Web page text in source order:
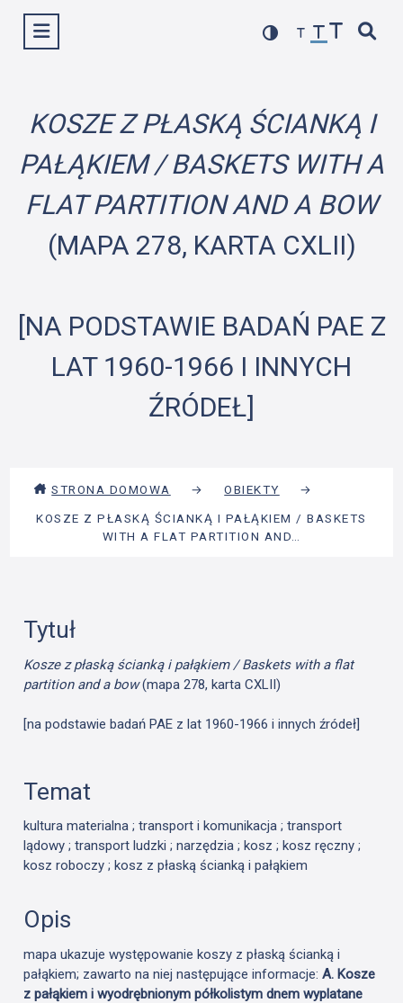
Wyświetl menu
KOSZE Z PŁASKĄ ŚCIANKĄ I
PAŁĄKIEM / BASKETS WITH A
FLAT PARTITION AND A BOW
(MAPA 278, KARTA CXLII)
[NA PODSTAWIE BADAŃ PAE Z
LAT 1960-1966 I INNYCH
ŹRÓDEŁ]
STRONA DOMOWA → OBIEKTY
→
KOSZE Z PŁASKĄ ŚCIANKĄ I PAŁĄKIEM / BASKETS
WITH A FLAT PARTITION AND…
Tytuł
Kosze z płaską ścianką i pałąkiem / Baskets with a flat
partition and a bow(mapa 278, karta CXLII)
[na podstawie badań PAE z lat 1960-1966 i innych źródeł]
Temat
kultura materialna ; transport i komunikacja ; transport
lądowy ; transport ludzki ; narzędzia ; kosz ; kosz ręczny ;
kosz roboczy ; kosz z płaską ścianką i pałąkiem
Opis
mapa ukazuje występowanie koszy z płaską ścianką i
pałąkiem; zawarto na niej następujące informacje:A. Kosze
z pałąkiem i wyodrębnionym półkolistym dnem wyplatane